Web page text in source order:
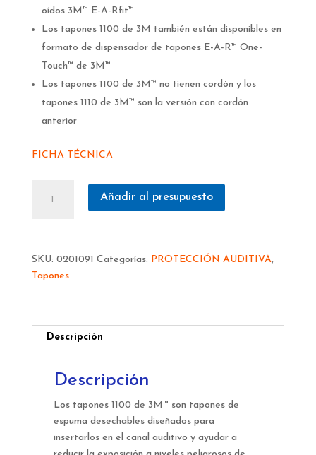
oídos 3M™ E-A-Rfit™
Los tapones 1100 de 3M también están disponibles en
formato de dispensador de tapones E-A-R™ One-
Touch™ de 3M™
Los tapones 1100 de 3M™ no tienen cordón y los
tapones 1110 de 3M™ son la versión con cordón
anterior
FICHA TÉCNICA
CON
CORDONES
Añadir al presupuesto
SKU: 0201091 Categorías: PROTECCIÓN AUDITIVA,
Tapones
Descripción
Descripción
Los tapones 1100 de 3M™ son tapones de
espuma desechables diseñados para
insertarlos en el canal auditivo y ayudar a